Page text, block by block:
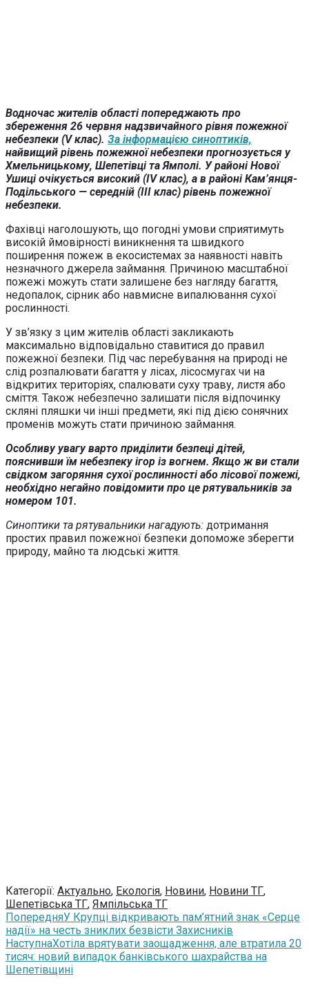
Водночас жителів області попереджають про
збереження 26 червня надзвичайного рівня пожежної
небезпеки (V клас). За інформацією синоптиків,
найвищий рівень пожежної небезпеки прогнозується у
Хмельницькому, Шепетівці та Ямполі. У районі Нової
Ушиці очікується високий (IV клас), а в районі Кам’янця-
Подільського — середній (III клас) рівень пожежної
небезпеки.
Фахівці наголошують, що погодні умови сприятимуть
високій ймовірності виникнення та швидкого
поширення пожеж в екосистемах за наявності навіть
незначного джерела займання. Причиною масштабної
пожежі можуть стати залишене без нагляду багаття,
недопалок, сірник або навмисне випалювання сухої
рослинності.
У зв’язку з цим жителів області закликають
максимально відповідально ставитися до правил
пожежної безпеки. Під час перебування на природі не
слід розпалювати багаття у лісах, лісосмугах чи на
відкритих територіях, спалювати суху траву, листя або
сміття. Також небезпечно залишати після відпочинку
скляні пляшки чи інші предмети, які під дією сонячних
променів можуть стати причиною займання.
Особливу увагу варто приділити безпеці дітей,
пояснивши їм небезпеку ігор із вогнем. Якщо ж ви стали
свідком загоряння сухої рослинності або лісової пожежі,
необхідно негайно повідомити про це рятувальників за
номером 101.
Синоптики та рятувальники нагадують: дотримання
простих правил пожежної безпеки допоможе зберегти
природу, майно та людські життя.
Категорії: Актуально, Екологія, Новини, Новини ТГ,
Шепетівська ТГ, Ямпільська ТГ
ПопередняУ Крупці відкривають пам’ятний знак «Серце
надії» на честь зниклих безвісти Захисників
НаступнаХотіла врятувати заощадження, але втратила 20
тисяч: новий випадок банківського шахрайства на
Шепетівщині